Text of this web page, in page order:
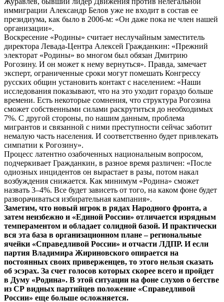
иммиграции Александр Белов уже не входит в состав ее
президиума, как было в 2006-м: «Он даже пока не член нашей
организации».
Воскресение «Родины» считает неслучайным заместитель
директора Левада-Центра Алексей Гражданкин: «Прежний
электорат «Родины» во многом был обязан Дмитрию
Рогозину. И он может к нему вернуться». Правда, замечает
эксперт, ограниченные сроки могут помешать Конгрессу
русских общин установить контакт с населением: «Наши
исследования показывают, что на это уходит гораздо больше
времени. Есть некоторые сомнения, что структура Рогозина
сможет собственными силами раскрутиться до необходимых
7%. С другой стороны, по нашим данным, проблема
мигрантов и связанной с ними преступности сейчас заботит
немалую часть населения. И соответственно будет привлекать
симпатии к Рогозину».
Процесс латентно озабоченных национальным вопросом,
подчеркивает Гражданкин, в разное время различен: «После
одиозных инцидентов он вырастает в разы, потом накал
возбуждения снижается. Как минимум «Родина» сможет
назвать 3–4%. Все будет зависеть от того, на каком фоне будет
разворачиваться избирательная кампания».
Заметим, что новый игрок в рядах Народного фронта, а
затем неизбежно и «Единой России» отличается изрядным
темпераментом и обладает солидной базой. И практически
вся эта база в организационном плане – региональные
ячейки «Справедливой России» и отчасти ЛДПР. И если
партия Владимира Жириновского опирается на
постоянных своих приверженцев, то этого нельзя сказать
об эсэрах. За счет голосов которых скорее всего и пройдет
в Думу «Родина». В этой ситуации на фоне слухов о бегстве
из СР видных партийцев положение «Справедливой
России» еще больше осложняется.